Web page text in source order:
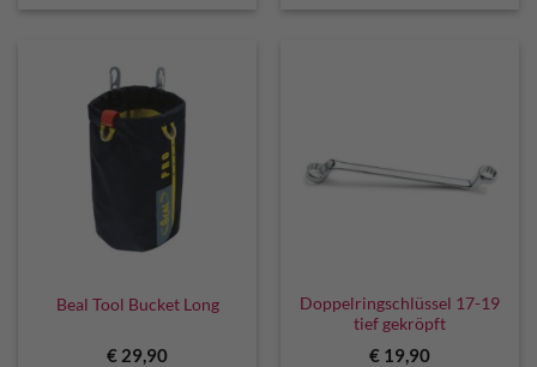
Beal Tool Bucket Long
€ 29,90
Doppelringschlüssel 17-19
tief gekröpft
€ 19,90